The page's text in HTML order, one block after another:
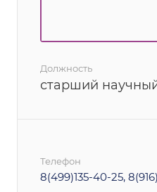
Должность
старший
Телефон
8(499)135-40-25,